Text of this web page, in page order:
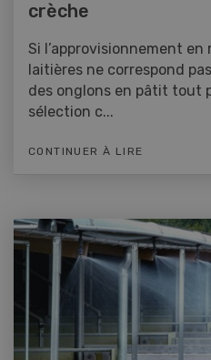
crèche
Si l’approvisionnement
laitières ne correspond
des onglons en pâtit tout
sélection c...
CONTINUER À LIRE